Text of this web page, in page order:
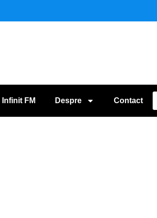
FM Despre Contact